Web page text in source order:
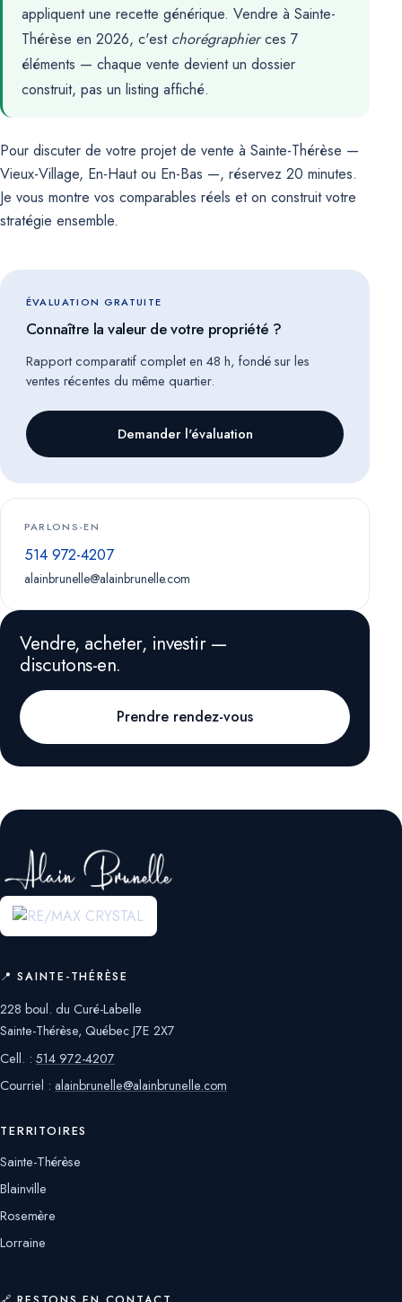
appliquent une recette générique. Vendre à Sainte-
Thérèse en 2026, c'est chorégraphierces 7
éléments — chaque vente devient un dossier
construit, pas un listing affiché.
Pour discuter de votre projet de vente à Sainte-Thérèse —
Vieux-Village, En-Haut ou En-Bas —, réservez 20 minutes.
Je vous montre vos comparables réels et on construit votre
stratégie ensemble.
ÉVALUATION GRATUITE
Connaître la valeur de votre propriété ?
Rapport comparatif complet en 48 h, fondé sur les
ventes récentes du même quartier.
Demander l'évaluation
PARLONS-EN
514 972-4207
alainbrunelle@alainbrunelle.com
Vendre, acheter, investir —
discutons-en.
Prendre rendez-vous
📍 SAINTE-THÉRÈSE
228 boul. du Curé-Labelle
Sainte-Thérèse, Québec J7E 2X7
Cell. : 514 972-4207
Courriel : alainbrunelle@alainbrunelle.com
TERRITOIRES
Sainte-Thérèse
Blainville
Rosemère
Lorraine